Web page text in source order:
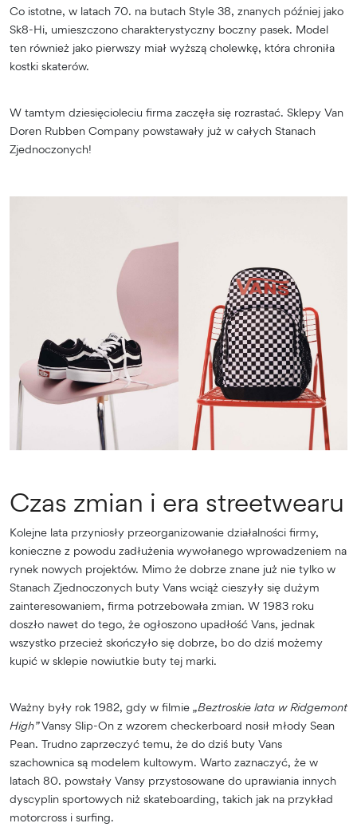
Co istotne, w latach 70. na butach Style 38, znanych później jako
Sk8-Hi, umieszczono charakterystyczny boczny pasek. Model
ten również jako pierwszy miał wyższą cholewkę, która chroniła
kostki skaterów.
W tamtym dziesięcioleciu firma zaczęła się rozrastać. Sklepy Van
Doren Rubben Company powstawały już w całych Stanach
Zjednoczonych!
Czas zmian i era streetwearu
Kolejne lata przyniosły przeorganizowanie działalności firmy,
konieczne z powodu zadłużenia wywołanego wprowadzeniem na
rynek nowych projektów. Mimo że dobrze znane już nie tylko w
Stanach Zjednoczonych buty Vans wciąż cieszyły się dużym
zainteresowaniem, firma potrzebowała zmian. W 1983 roku
doszło nawet do tego, że ogłoszono upadłość Vans, jednak
wszystko przecież skończyło się dobrze, bo do dziś możemy
kupić w sklepie nowiutkie buty tej marki.
Ważny były rok 1982, gdy w filmie „Beztroskie lata w Ridgemont
High”Vansy Slip-On z wzorem checkerboard nosił młody Sean
Pean. Trudno zaprzeczyć temu, że do dziś buty Vans
szachownica są modelem kultowym. Warto zaznaczyć, że w
latach 80. powstały Vansy przystosowane do uprawiania innych
dyscyplin sportowych niż skateboarding, takich jak na przykład
motorcross i surfing.